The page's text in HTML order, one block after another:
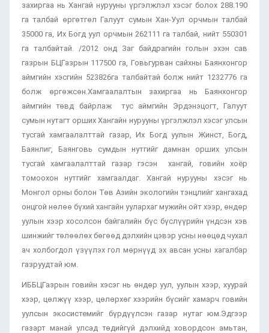
захиргаа нь Хангай нурууны үргэлжлэл хэсэг болох 288.190
га талбай өргөтгөл Галуут сумын Хан-Уул орчмын талбай
35000 га, Их Богд уул орчмын 262111 га талбай, нийт 550301
га талбайтай. /2012 онд Заг байдрагийн голын эхэн сав
газрын БЦГазрын 117500 га, Говьгурван сайхны Баянхонгор
аймгийн хэсгийн 523826га талбайтай болж нийт 1232776 га
болж өргөжсөн.Хамгаалалтын захиргаа нь Баянхонгор
аймгийн төвд байрлаж тус аймгийн Эрдэнэцогт, Галуут
сумын нутагт орших Хангайн нурууны үргэлжлэл хэсэг улсын
тусгай хамгаалалттай газар, Их Богд уулын Жинст, Богд,
Баянлиг, Баянговь сумдын нутгийг дамнан орших улсын
тусгай хамгаалалттай газар гэсэн хангай, говийн хоёр
томоохон нутгийг хамгаалдаг. Хангай нурууны хэсэг нь
Монгол орны болон Төв Азийн экологийн тэнцлийг хангахад
онцгой нөлөө бүхий хангайн уулархаг мужийн ойт хээр, өндөр
уулын хээр хосолсон байгалийн бүс бүслүүрийн үндсэн хэв
шинжийг төлөөлөх бөгөөд дэлхийн цэвэр усны нөөцөд чухал
ач холбогдол үзүүлэх гол мөрнүүд эх авсан усны хагалбар
газруудтай юм.
ИББЦГазрын говийн хэсэг нь өндөр уул, уулын хээр, хуурай
хээр, цөлжүү хээр, цөлөрхөг хээрийн бүсийг хамарч говийн
уулсын экосистемийг бүрдүүлсэн газар нутаг юм.Эдгээр
газарт манай улсад төдийгүй дэлхийд ховордсон амьтан,